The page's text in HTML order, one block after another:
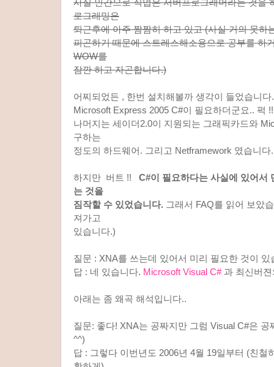
사실 인간으로 직업은 서버프로그래머라는 것을
로그래밍은
퇴근후에 아주 짬짬히 하고 있고 (사실 거의 못하
피곤하기 때문에 스트레스해소용으로 공부를 하
WOW를
잠깐 하고 자곤합니다.)
어찌되었든 , 한번 설치해볼까 생각이 들었습니
Microsoft Express 2005 C#이 필요하더군요.. 퍽 !!
나머지는 세이더2.0이 지원되는 그래픽카드와
구하는
정도의 하드웨어. 그리고 Netframework 였습니다.
하지만 버트 !!
C#이 필요하다는 사실에 있어서
는 것을
짐작할 수 있었습니다. 그래서 FAQ를 읽어 보았
져가고
있습니다.)
질문 : XNA를 쓰는데 있어서 미리 필요한 것이 있
답 : 네 있습니다. Microsoft Visual C#과 최신버젼
아래는 좀 왜곡 해석입니다..
질문: 좋다! XNA는 공짜지만 그럼 Visual C#은
^^)
답 : 그렇다 이번년도 2006년 4월 19일부터 (친철